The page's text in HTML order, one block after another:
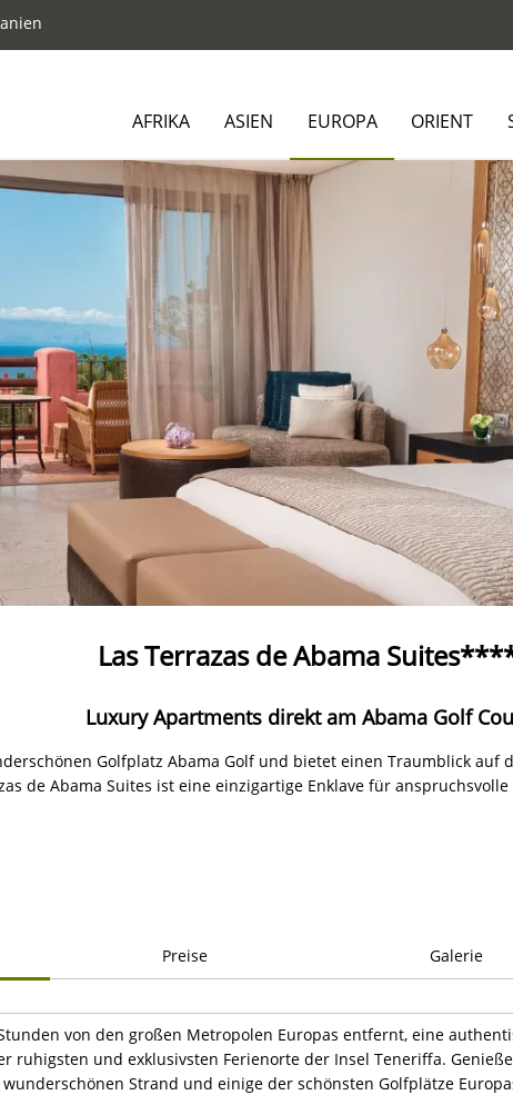
AFRIKA ASIEN EUROPA ORIENT
Las Terrazas de Abama
Luxury Apartments direkt am Abama Golf
Golfplatz Abama Golf und bietet einen Traumblick auf
de Abama Suites ist eine einzigartige Enklave für
Preise Galerie
von den großen Metropolen Europas entfernt, eine
ruhigsten und exklusivsten Ferienorte der Insel Teneriffa.
Strand und einige der schönsten Golfplätze